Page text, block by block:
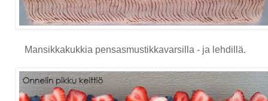
Mansikkakukkia pensasmustikkavarsilla - ja lehdillä.